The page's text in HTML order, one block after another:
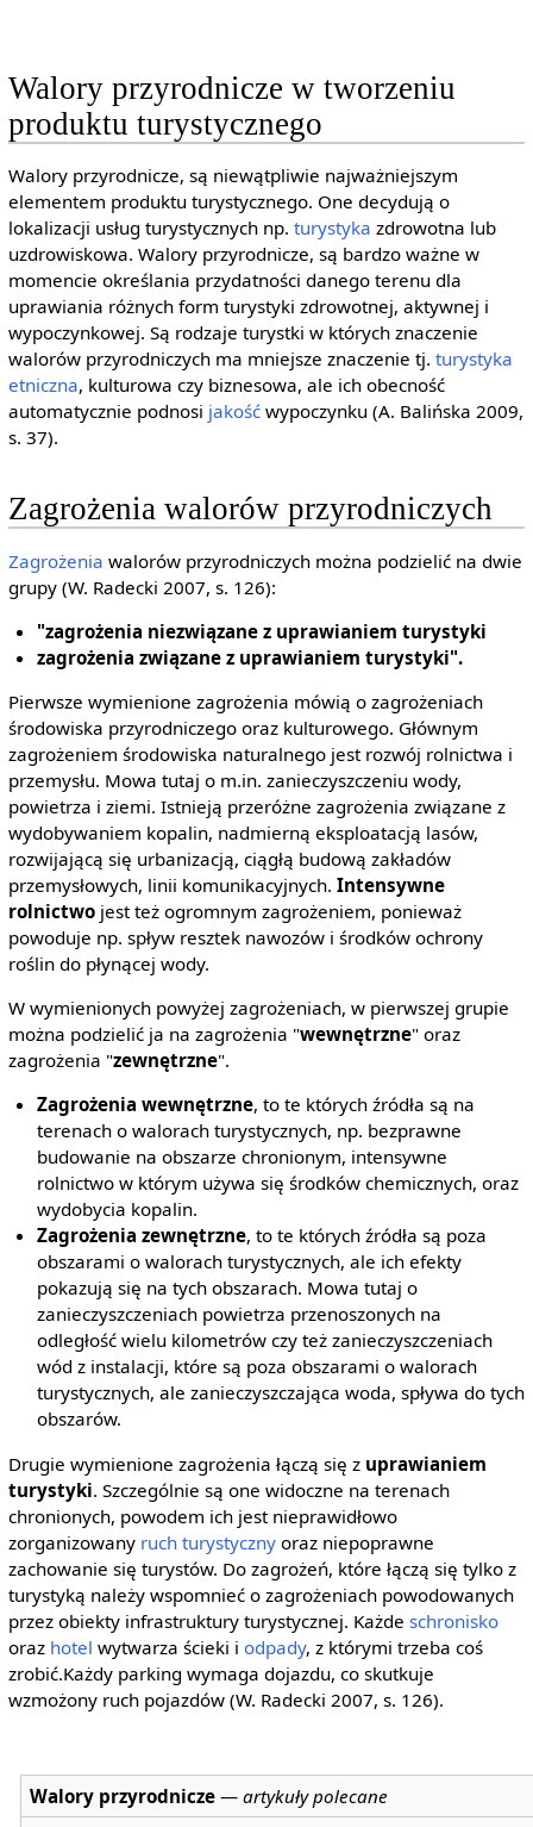
Walory przyrodnicze w tworzeniu
produktu turystycznego
Walory przyrodnicze, są niewątpliwie najważniejszym
elementem produktu turystycznego. One decydują o
lokalizacji usług turystycznych np. turystyka zdrowotna lub
uzdrowiskowa. Walory przyrodnicze, są bardzo ważne w
momencie określania przydatności danego terenu dla
uprawiania różnych form turystyki zdrowotnej, aktywnej i
wypoczynkowej. Są rodzaje turystki w których znaczenie
walorów przyrodniczych ma mniejsze znaczenie tj. turystyka
etniczna, kulturowa czy biznesowa, ale ich obecność
automatycznie podnosi jakośćwypoczynku (A. Balińska 2009,
s. 37).
Zagrożenia walorów przyrodniczych
Zagrożenia walorów przyrodniczych można podzielić na dwie
grupy (W. Radecki 2007, s. 126):
"zagrożenia niezwiązane z uprawianiem turystyki
zagrożenia związane z uprawianiem turystyki".
Pierwsze wymienione zagrożenia mówią o zagrożeniach
środowiska przyrodniczego oraz kulturowego. Głównym
zagrożeniem środowiska naturalnego jest rozwój rolnictwa i
przemysłu. Mowa tutaj o m.in. zanieczyszczeniu wody,
powietrza i ziemi. Istnieją przeróżne zagrożenia związane z
wydobywaniem kopalin, nadmierną eksploatacją lasów,
rozwijającą się urbanizacją, ciągłą budową zakładów
przemysłowych, linii komunikacyjnych. Intensywne
rolnictwojest też ogromnym zagrożeniem, ponieważ
powoduje np. spływ resztek nawozów i środków ochrony
roślin do płynącej wody.
W wymienionych powyżej zagrożeniach, w pierwszej grupie
można podzielić ja na zagrożenia "wewnętrzne" oraz
zagrożenia "zewnętrzne".
Zagrożenia wewnętrzne, to te których źródła są na
terenach o walorach turystycznych, np. bezprawne
budowanie na obszarze chronionym, intensywne
rolnictwo w którym używa się środków chemicznych, oraz
wydobycia kopalin.
Zagrożenia zewnętrzne, to te których źródła są poza
obszarami o walorach turystycznych, ale ich efekty
pokazują się na tych obszarach. Mowa tutaj o
zanieczyszczeniach powietrza przenoszonych na
odległość wielu kilometrów czy też zanieczyszczeniach
wód z instalacji, które są poza obszarami o walorach
turystycznych, ale zanieczyszczająca woda, spływa do tych
obszarów.
Drugie wymienione zagrożenia łączą się z uprawianiem
turystyki. Szczególnie są one widoczne na terenach
chronionych, powodem ich jest nieprawidłowo
zorganizowany ruch turystycznyoraz niepoprawne
zachowanie się turystów. Do zagrożeń, które łączą się tylko z
turystyką należy wspomnieć o zagrożeniach powodowanych
przez obiekty infrastruktury turystycznej. Każde schronisko
oraz hotel wytwarza ścieki i odpady, z którymi trzeba coś
zrobić.Każdy parking wymaga dojazdu, co skutkuje
wzmożony ruch pojazdów (W. Radecki 2007, s. 126).
Walory przyrodnicze —artykuły polecane